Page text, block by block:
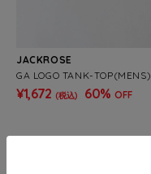
JACKROSE
GA LOGO TANK-TOP(MENS)
¥1,672 (税込) 60% OFF